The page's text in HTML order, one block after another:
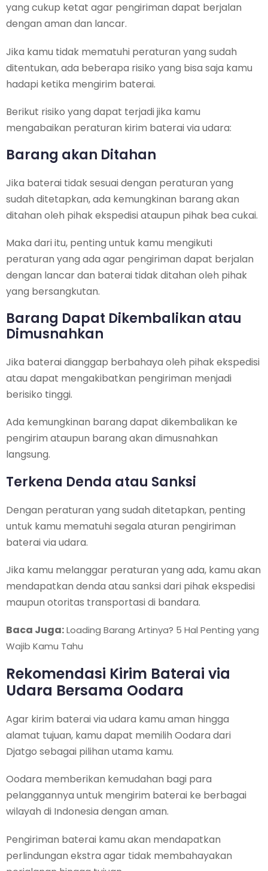
yang cukup ketat agar pengiriman dapat berjalan
dengan aman dan lancar.
Jika kamu tidak mematuhi peraturan yang sudah
ditentukan, ada beberapa risiko yang bisa saja kamu
hadapi ketika mengirim baterai.
Berikut risiko yang dapat terjadi jika kamu
mengabaikan peraturan kirim baterai via udara:
Barang akan Ditahan
Jika baterai tidak sesuai dengan peraturan yang
sudah ditetapkan, ada kemungkinan barang akan
ditahan oleh pihak ekspedisi ataupun pihak bea cukai.
Maka dari itu, penting untuk kamu mengikuti
peraturan yang ada agar pengiriman dapat berjalan
dengan lancar dan baterai tidak ditahan oleh pihak
yang bersangkutan.
Barang Dapat Dikembalikan atau
Dimusnahkan
Jika baterai dianggap berbahaya oleh pihak ekspedisi
atau dapat mengakibatkan pengiriman menjadi
berisiko tinggi.
Ada kemungkinan barang dapat dikembalikan ke
pengirim ataupun barang akan dimusnahkan
langsung.
Terkena Denda atau Sanksi
Dengan peraturan yang sudah ditetapkan, penting
untuk kamu mematuhi segala aturan pengiriman
baterai via udara.
Jika kamu melanggar peraturan yang ada, kamu akan
mendapatkan denda atau sanksi dari pihak ekspedisi
maupun otoritas transportasi di bandara.
Baca Juga:Loading Barang Artinya? 5 Hal Penting yang
Wajib Kamu Tahu
Rekomendasi Kirim Baterai via
Udara Bersama Oodara
Agar kirim baterai via udara kamu aman hingga
alamat tujuan, kamu dapat memilih Oodara dari
Djatgo sebagai pilihan utama kamu.
Oodara memberikan kemudahan bagi para
pelanggannya untuk mengirim baterai ke berbagai
wilayah di Indonesia dengan aman.
Pengiriman baterai kamu akan mendapatkan
perlindungan ekstra agar tidak membahayakan